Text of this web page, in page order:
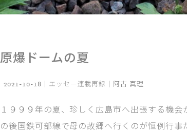
原爆ドームの夏
2021-10-18｜ エッセー 連載再録 ｜阿古 真理
１９９９年の夏、珍しく広島市へ出張する機
の後国鉄可部線で母の故郷へ行くのが恒例行事